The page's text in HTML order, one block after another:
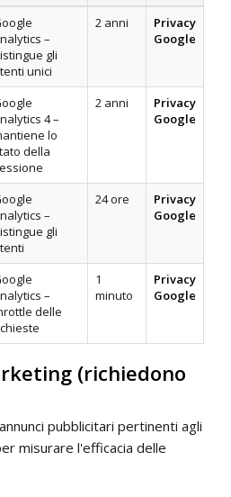
–
gli
unici
2 anni
Privacy
Google
4 –
lo
della
2 anni
Privacy
Google
–
gli
24 ore
Privacy
Google
–
delle
1
minuto
Privacy
Google
(richiedono
pubblicitari pertinenti agli
misurare l'efficacia delle